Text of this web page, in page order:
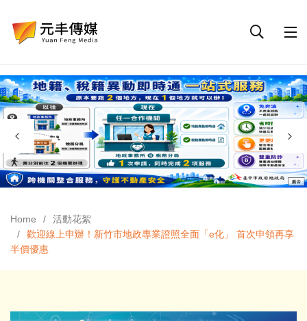
Home
活動花絮
歡迎線上申辦！新竹市地政專業證照全面「e化」 首次申領再享
半價優惠